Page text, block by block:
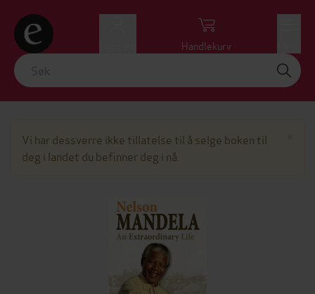
Handlekurv
Vi har dessverre ikke tillatelse til å selge boken til
deg i landet du befinner deg i nå.